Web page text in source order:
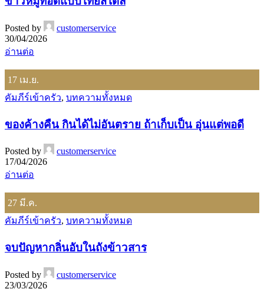
Posted by
customerservice
30/04/2026
อ่านต่อ
17 เม.ย.
คัมภีร์เข้าครัว, บทความทั้งหมด
ของค้างคืน กินได้ไม่อันตราย ถ้าเก็บเป็น อุ่นแต่พอดี
Posted by
customerservice
17/04/2026
อ่านต่อ
27 มี.ค.
คัมภีร์เข้าครัว, บทความทั้งหมด
จบปัญหากลิ่นอับในถังข้าวสาร
Posted by
customerservice
23/03/2026